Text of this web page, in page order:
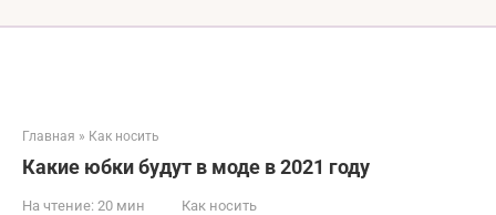
Главная » Как носить
Какие юбки будут в моде в 2021 году
На чтение: 20 мин Как носить